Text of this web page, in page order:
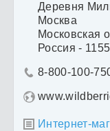
Деревня
Москва
Московская
Россия -
 8-800-100-
 Интернет-